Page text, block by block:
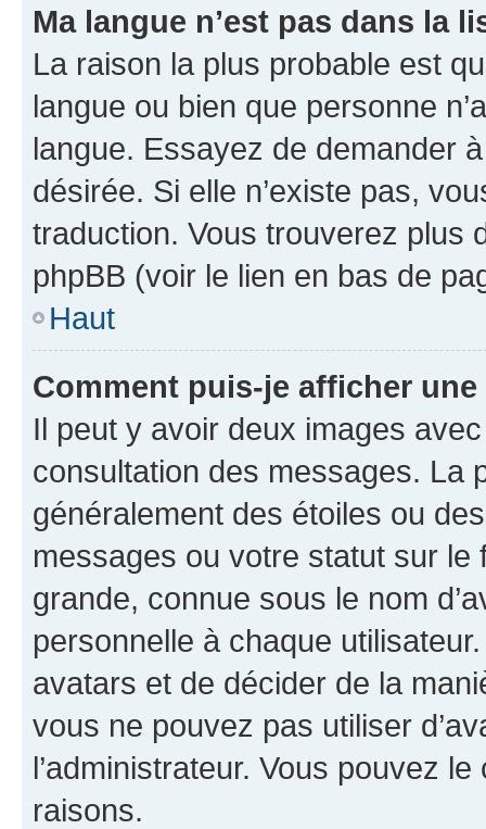
Ma langue n’est pas dans la
La raison la plus probable est
langue ou bien que personne
langue. Essayez de demander
désirée. Si elle n’existe pas,
traduction. Vous trouverez plus
phpBB (voir le lien en bas de
Haut
Comment puis-je afficher
Il peut y avoir deux images
consultation des messages. La
généralement des étoiles ou
messages ou votre statut sur
grande, connue sous le nom
personnelle à chaque utilisateur.
avatars et de décider de la
vous ne pouvez pas utiliser
l’administrateur. Vous pouvez
raisons.